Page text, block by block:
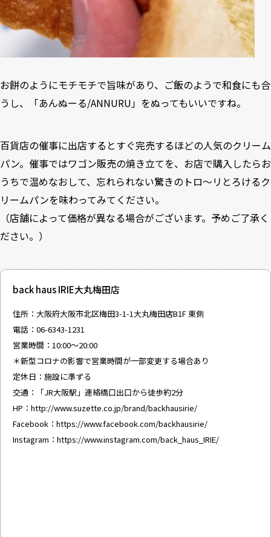
お餅のようにモチモチで旨味があり、ご飯のようで和食にも合
うし、「あんぬーる/ANNURU」をぬってもいいですね。
百貨店の催事に出店するとすぐ完売するほどの人気のクリーム
パン。催事ではワゴン販売の焼き立てを、お店で購入したらお
うちで温めなおして、忘れられない驚きのトロ～リとろけるク
リームパンを味わってみてください。
（店舗によって価格が異なる場合がございます。予めご了承く
ださい。）
back haus IRIE大丸梅田店
住所：大阪府大阪市北区梅田3-1-1大丸梅田店B1F 東側
電話：06-6343-1231
営業時間：10:00～20:00
＊新型コロナの影響で営業時間が一部変更する場合あり
定休日：施設に準ずる
交通：「JR大阪駅」連絡橋口出口から徒歩約2分
HP： http://www.suzette.co.jp/brand/backhausirie/
Facebook： https://www.facebook.com/backhausirie/
Instagram： https://www.instagram.com/back_haus_IRIE/